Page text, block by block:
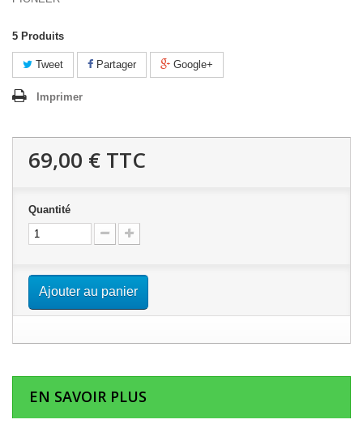
5 Produits
Tweet Partager Google+
Imprimer
69,00 € TTC
Quantité
Ajouter au panier
EN SAVOIR PLUS